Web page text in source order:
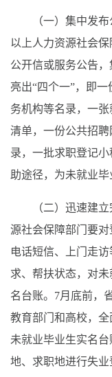
（一）集中发
以上人力资源社会
公开信或服务公告
亮出“四个一”，即
务机构等名录，一
清单，一份公共招
录，一批求职登记
助途径，为未就业毕
（二）迅速建
源社会保障部门要
电话短信、上门走
求、帮扶状态，对
名台账。7月底前，
教育部门和高校，
未就业毕业生实名
地、求职地进行失